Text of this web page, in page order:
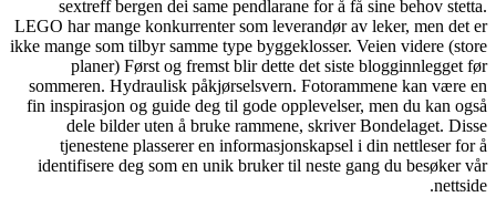
sextreff bergen dei same pendlarane for å få sine behov stetta.
LEGO har mange konkurrenter som leverandør av leker, men det er
ikke mange som tilbyr samme type byggeklosser. Veien videre (store
planer) Først og fremst blir dette det siste blogginnlegget før
sommeren. Hydraulisk påkjørselsvern. Fotorammene kan være en
fin inspirasjon og guide deg til gode opplevelser, men du kan også
dele bilder uten å bruke rammene, skriver Bondelaget. Disse
tjenestene plasserer en informasjonskapsel i din nettleser for å
identifisere deg som en unik bruker til neste gang du besøker vår
nettside.